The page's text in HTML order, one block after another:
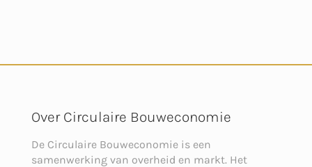
Over Circulaire Bouweconomie
De Circulaire Bouweconomie is een
samenwerking van overheid en markt. Het